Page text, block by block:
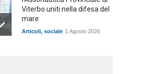
Viterbo uniti nella difesa del
mare
Articoli, sociale 1 Agosto 2026